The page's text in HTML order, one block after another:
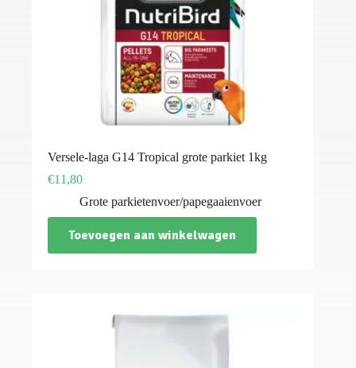
Versele-laga G14 Tropical grote parkiet 1kg
€11,80
Grote parkietenvoer/papegaaienvoer
Toevoegen aan winkelwagen